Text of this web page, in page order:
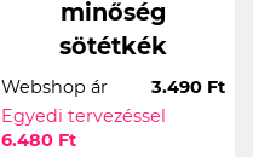
minőség
sötétkék
Webshop ár
3.490 Ft
Egyedi tervezéssel
6.480 Ft